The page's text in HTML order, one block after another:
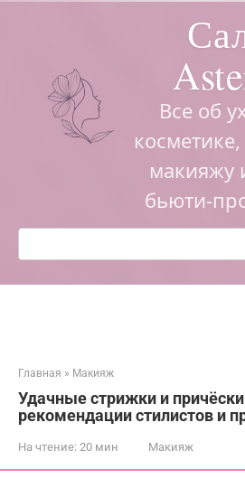
Все об
макияжу
бьюти-
Поиск:
Главная » Макияж
Удачные стрижки и
рекомендации стилистов и
На чтение: 20 мин Макияж